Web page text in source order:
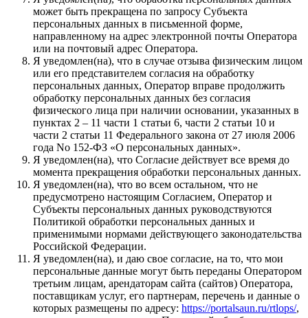
может быть прекращена по запросу Субъекта
персональных данных в письменной форме,
направленному на адрес электронной почты Оператора
или на почтовый адрес Оператора.
Я уведомлен(на), что в случае отзыва физическим лицом
или его представителем согласия на обработку
персональных данных, Оператор вправе продолжить
обработку персональных данных без согласия
физического лица при наличии основании, указанных в
пунктах 2 – 11 части 1 статьи 6, части 2 статьи 10 и
части 2 статьи 11 Федерального закона от 27 июля 2006
года No 152-ФЗ «О персональных данных».
Я уведомлен(на), что Согласие действует все время до
момента прекращения обработки персональных данных.
Я уведомлен(на), что во всем остальном, что не
предусмотрено настоящим Согласием, Оператор и
Субъекты персональных данных руководствуются
Политикой обработки персональных данных и
применимыми нормами действующего законодательства
Российской Федерации.
Я уведомлен(на), и даю свое согласие, на то, что мои
персональные данные могут быть переданы Оператором
третьим лицам, арендаторам сайта (сайтов) Оператора,
поставщикам услуг, его партнерам, перечень и данные о
которых размещены по адресу: https://portalsaun.ru/rtlops/,